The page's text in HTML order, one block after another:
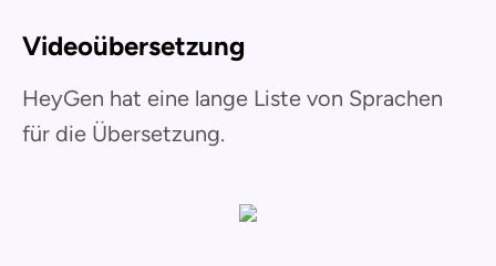
Videoübersetzung
HeyGen hat eine lange Liste von Sprachen
für die Übersetzung.